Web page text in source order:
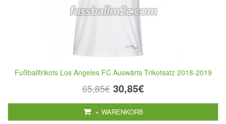
Fußballtrikots Los Angeles FC Auswärts Trikotsatz 2018-2019
65,85€ 30,85€
+ WARENKORB